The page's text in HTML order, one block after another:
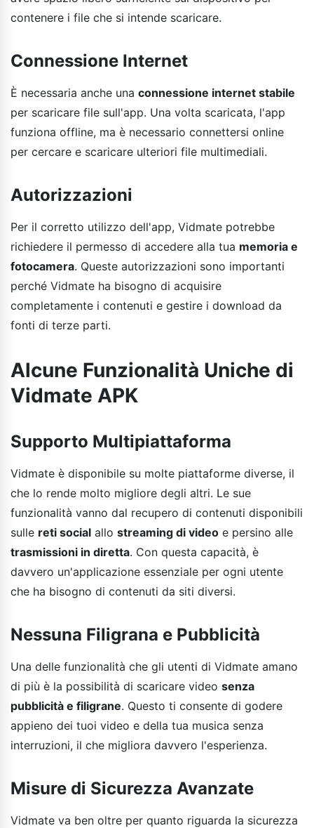
contenere i file che si intende scaricare.
Connessione Internet
È necessaria anche una connessione internet stabile
per scaricare file sull'app. Una volta scaricata, l'app
funziona offline, ma è necessario connettersi online
per cercare e scaricare ulteriori file multimediali.
Autorizzazioni
Per il corretto utilizzo dell'app, Vidmate potrebbe
richiedere il permesso di accedere alla tua memoria e
fotocamera. Queste autorizzazioni sono importanti
perché Vidmate ha bisogno di acquisire
completamente i contenuti e gestire i download da
fonti di terze parti.
Alcune Funzionalità Uniche di
Vidmate APK
Supporto Multipiattaforma
Vidmate è disponibile su molte piattaforme diverse, il
che lo rende molto migliore degli altri. Le sue
funzionalità vanno dal recupero di contenuti disponibili
sulle reti social allo streaming di video e persino alle
trasmissioni in diretta. Con questa capacità, è
davvero un'applicazione essenziale per ogni utente
che ha bisogno di contenuti da siti diversi.
Nessuna Filigrana e Pubblicità
Una delle funzionalità che gli utenti di Vidmate amano
di più è la possibilità di scaricare video senza
pubblicità e filigrane. Questo ti consente di godere
appieno dei tuoi video e della tua musica senza
interruzioni, il che migliora davvero l'esperienza.
Misure di Sicurezza Avanzate
Vidmate va ben oltre per quanto riguarda la sicurezza